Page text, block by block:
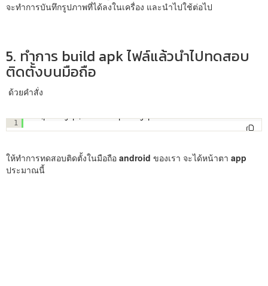
จะทำการบันทึกรูปภาพที่ได้ลงในเครื่อง และนำไปใช้ต่อไป
5. ทำการ build apk ไฟล์แล้วนำไปทดสอบ
ติดตั้งบนมือถือ
ด้วยคำสั่ง
1
ให้ทำการทดสอบติดตั้งในมือถือ android ของเรา จะได้หน้าตา app
ประมาณนี้